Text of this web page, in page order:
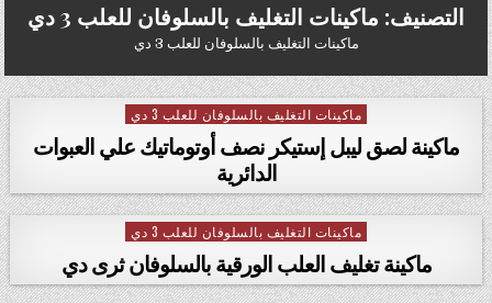
التصنيف: ماكينات التغليف بالسلوفان للعلب 3 دي
ماكينات التغليف بالسلوفان للعلب 3 دي
Posted in
ماكينات التغليف بالسلوفان للعلب 3 دي
ماكينة لصق ليبل إستيكر نصف أوتوماتيك علي العبوات
الدائرية
Posted in
ماكينات التغليف بالسلوفان للعلب 3 دي
ماكينة تغليف العلب الورقية بالسلوفان ثرى دي